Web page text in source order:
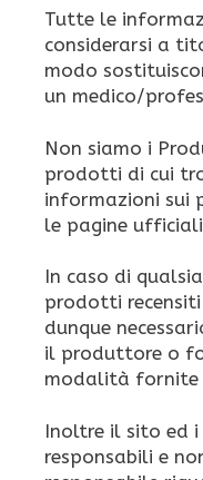
Tutte le
considerarsi a
modo
un medico/
Non siamo i
prodotti di cui
informazioni sui
le pagine
In caso di
prodotti
dunque
il produttore o
modalità fornite
Inoltre il sito ed
responsabili e